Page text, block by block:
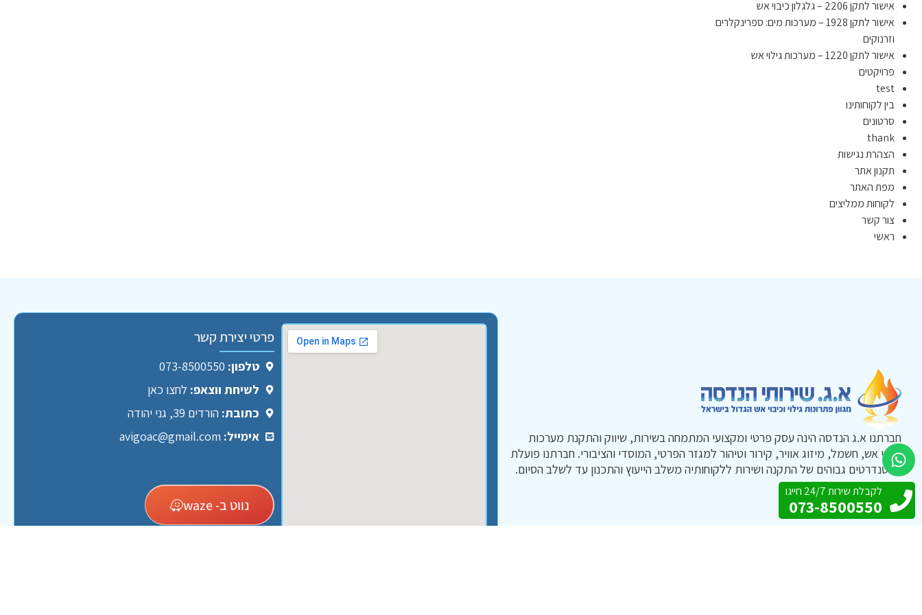
אישור לתקן 2206 – גלגלון כיבוי אש
אישור לתקן 1928 – מערכות מים: ספרינקלרים
וזרנוקים
אישור לתקן 1220 – מערכות גילוי אש
פרויקטים
test
בין לקוחותינו
סרטונים
thank
הצהרת נגישות
תקנון אתר
מפת האתר
לקוחות ממליצים
צור קשר
ראשי
חברתנו א.ג הנדסה הינה עסק פרטי ומקצועי המתמחה בשירות, שיווק והתקנת מערכות
כיבוי אש, חשמל, מיזוג אוויר, קירור וטיהור למגזר הפרטי, המוסדי והציבורי. חברתנו פועלת
בסטנדרטים גבוהים של התקנה ושירות ללקוחותיה משלב הייעוץ והתכנון עד לשלב הסיום.
פרטי יצירת קשר
טלפון: 073-8500550
לשיחת ווצאפ: לחצו כאן
כתובת: הורדים 39, גני יהודה
אימייל: avigoac@gmail.com
נווט ב- waze
לקבלת שירות 24/7 חייגו
073-8500550